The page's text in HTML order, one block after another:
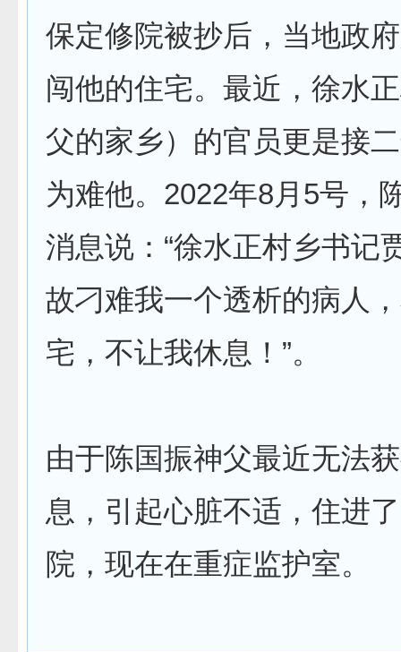
保定修院被抄后，当地政
闯他的住宅。最近，徐水
父的家乡）的官员更是接
为难他。2022年8月5号，
消息说：“徐水正村乡书记
故刁难我一个透析的病人
宅，不让我休息！”。
由于陈国振神父最近无法
息，引起心脏不适，住进
院，现在在重症监护室。